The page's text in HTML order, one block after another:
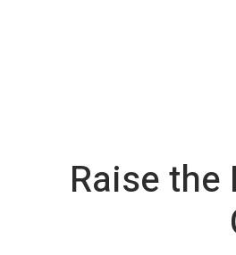
Raise the